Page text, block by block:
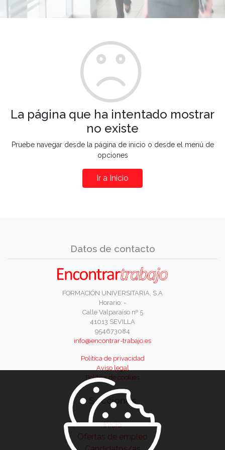
La página que ha intentado mostrar
no existe
Pruebe navegar desde la página de inicio o desde el menú de
opciones
Ir a Inicio
Datos de contacto
FORMACIÓN UNIVERSITARIA, S.A
Horario: -
Calle Valparaíso nº 5
41013 SEVILLA
954673084
info@encontrar-trabajo.es
Política de privacidad
Aviso legal
Política de cookies
Secciones
Inicio
Ofertas de empleo